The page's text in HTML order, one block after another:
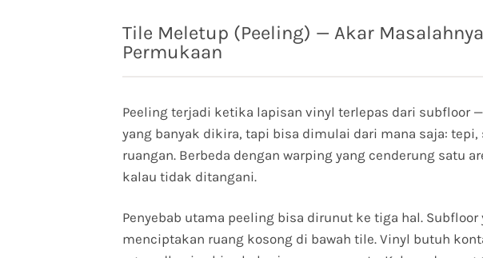
Tile Meletup (Peeling) — Akar
Permukaan
Peeling terjadi ketika lapisan vinyl terlepas dari subfloor
yang banyak dikira, tapi bisa dimulai dari mana saja:
ruangan. Berbeda dengan warping yang cenderung satu
kalau tidak ditangani.
Penyebab utama peeling bisa dirunut ke tiga hal. Subfloor
menciptakan ruang kosong di bawah tile. Vinyl butuh